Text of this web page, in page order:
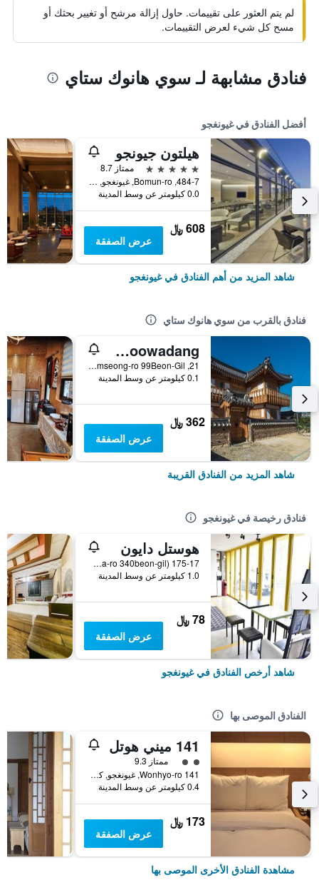
لم يتم العثور على تقييمات. حاول إزالة مرشح أو تغيير بحثك أو
مسح كل شيء لعرض التقييمات.
فنادق مشابهة لـ سوي هانوك ستاي
أفضل الفنادق في غيونغجو
هيلتون جيونجو
5 نجوم
ممتاز 8.7
484-7, Bomun-ro, غيونغجو, كوريا الجنوبية
0.0 كيلومتر عن وسط المدينة
608 ﷼
عرض الصفقة
شاهد المزيد من أهم الفنادق في غيونغجو
فنادق بالقرب من سوي هانوك ستاي
Siwoowadang
21, Cheomseong-ro 99Beon-Gil, غيونغجو, كوريا الجنوبية
0.1 كيلومتر عن وسط المدينة
362 ﷼
عرض الصفقة
شاهد المزيد من الفنادق القريبة
فنادق رخيصة في غيونغجو
هوستل دايون
175-17 Seongdong-Dong (12, Wonhwa-ro 340beon-gil), غيونغجو, كوريا الجنوبية
1.0 كيلومتر عن وسط المدينة
78 ﷼
عرض الصفقة
شاهد أرخص الفنادق في غيونغجو
الفنادق الموصى بها
141 ميني هوتل
تقييم فئة 2
ممتاز 9.3
141 Wonhyo-ro, غيونغجو, كوريا الجنوبية
0.4 كيلومتر عن وسط المدينة
173 ﷼
عرض الصفقة
مشاهدة الفنادق الأخرى الموصى بها